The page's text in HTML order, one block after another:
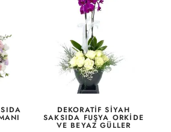
DEKORATIF SIYAH
SAKSIDA FUŞYA ORKIDE
VE BEYAZ GÜLLER